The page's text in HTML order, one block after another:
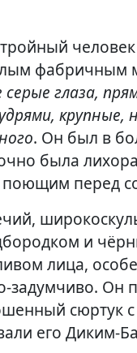
фабричным
глаза,
крупные,
. Он был в
была
поющим перед
и
лица,
Он
сюртук
его Диким-